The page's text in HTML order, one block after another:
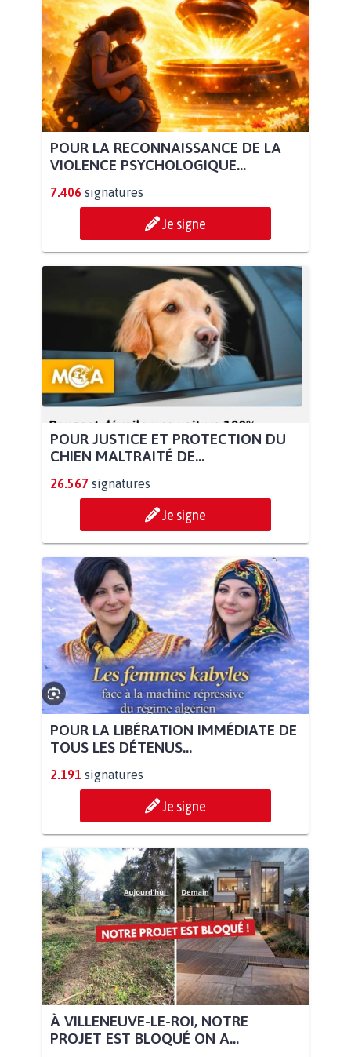
POUR LA RECONNAISSANCE DE LA
VIOLENCE PSYCHOLOGIQUE...
7.406 signatures
Je signe
POUR JUSTICE ET PROTECTION DU
CHIEN MALTRAITÉ DE...
26.567 signatures
Je signe
POUR LA LIBÉRATION IMMÉDIATE DE
TOUS LES DÉTENUS...
2.191 signatures
Je signe
À VILLENEUVE-LE-ROI, NOTRE
PROJET EST BLOQUÉ ON A...